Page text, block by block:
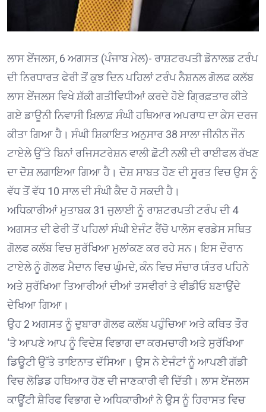
ਲਾਸ ਏਂਜਲਸ, 6 ਅਗਸਤ (ਪੰਜਾਬ ਮੇਲ)- ਰਾਸ਼ਟਰਪਤੀ ਡੋਨਾਲਡ ਟਰੰਪ
ਦੀ ਨਿਰਧਾਰਤ ਫੇਰੀ ਤੋਂ ਕੁਝ ਦਿਨ ਪਹਿਲਾਂ ਟਰੰਪ ਨੈਸ਼ਨਲ ਗੋਲਫ ਕਲੱਬ
ਲਾਸ ਏਂਜਲਸ ਵਿਖੇ ਸ਼ੱਕੀ ਗਤੀਵਿਧੀਆਂ ਕਰਦੇ ਹੋਏ ਗ੍ਰਿਫ਼ਤਾਰ ਕੀਤੇ
ਗਏ ਡਾਊਨੀ ਨਿਵਾਸੀ ਖ਼ਿਲਾਫ਼ ਸੰਘੀ ਹਥਿਆਰ ਅਪਰਾਧ ਦਾ ਕੇਸ ਦਰਜ
ਕੀਤਾ ਗਿਆ ਹੈ। ਸੰਘੀ ਸ਼ਿਕਾਇਤ ਅਨੁਸਾਰ 38 ਸਾਲਾ ਜੀਨੀਨ ਜੌਨ
ਟਾਏਲੇ ਉੱਤੇ ਬਿਨਾਂ ਰਜਿਸਟਰੇਸ਼ਨ ਵਾਲੀ ਛੋਟੀ ਨਲੀ ਦੀ ਰਾਈਫਲ ਰੱਖਣ
ਦਾ ਦੋਸ਼ ਲਗਾਇਆ ਗਿਆ ਹੈ। ਦੋਸ਼ ਸਾਬਤ ਹੋਣ ਦੀ ਸੂਰਤ ਵਿਚ ਉਸ ਨੂੰ
ਵੱਧ ਤੋਂ ਵੱਧ 10 ਸਾਲ ਦੀ ਸੰਘੀ ਕੈਦ ਹੋ ਸਕਦੀ ਹੈ।
ਅਧਿਕਾਰੀਆਂ ਮੁਤਾਬਕ 31 ਜੁਲਾਈ ਨੂੰ ਰਾਸ਼ਟਰਪਤੀ ਟਰੰਪ ਦੀ 4
ਅਗਸਤ ਦੀ ਫੇਰੀ ਤੋਂ ਪਹਿਲਾਂ ਸੰਘੀ ਏਜੰਟ ਰੈਂਚੋ ਪਾਲੋਸ ਵਰਡੇਸ ਸਥਿਤ
ਗੋਲਫ ਕਲੱਬ ਵਿਚ ਸੁਰੱਖਿਆ ਮੁਲਾਂਕਣ ਕਰ ਰਹੇ ਸਨ। ਇਸ ਦੌਰਾਨ
ਟਾਏਲੇ ਨੂੰ ਗੋਲਫ ਮੈਦਾਨ ਵਿਚ ਘੁੰਮਦੇ, ਕੰਨ ਵਿਚ ਸੰਚਾਰ ਯੰਤਰ ਪਹਿਨੇ
ਅਤੇ ਸੁਰੱਖਿਆ ਤਿਆਰੀਆਂ ਦੀਆਂ ਤਸਵੀਰਾਂ ਤੇ ਵੀਡੀਓ ਬਣਾਉਂਦੇ
ਦੇਖਿਆ ਗਿਆ।
ਉਹ 2 ਅਗਸਤ ਨੂੰ ਦੁਬਾਰਾ ਗੋਲਫ ਕਲੱਬ ਪਹੁੰਚਿਆ ਅਤੇ ਕਥਿਤ ਤੌਰ
‘ਤੇ ਆਪਣੇ ਆਪ ਨੂੰ ਵਿਦੇਸ਼ ਵਿਭਾਗ ਦਾ ਕਰਮਚਾਰੀ ਅਤੇ ਸੁਰੱਖਿਆ
ਡਿਊਟੀ ਉੱਤੇ ਤਾਇਨਾਤ ਦੱਸਿਆ। ਉਸ ਨੇ ਏਜੰਟਾਂ ਨੂੰ ਆਪਣੀ ਗੱਡੀ
ਵਿਚ ਲੋਡਿਡ ਹਥਿਆਰ ਹੋਣ ਦੀ ਜਾਣਕਾਰੀ ਵੀ ਦਿੱਤੀ। ਲਾਸ ਏਂਜਲਸ
ਕਾਊਂਟੀ ਸ਼ੈਰਿਫ ਵਿਭਾਗ ਦੇ ਅਧਿਕਾਰੀਆਂ ਨੇ ਉਸ ਨੂੰ ਹਿਰਾਸਤ ਵਿਚ